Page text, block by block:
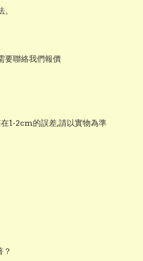
要聯絡我們報價
1-2cm的誤差,請以實物為準
？